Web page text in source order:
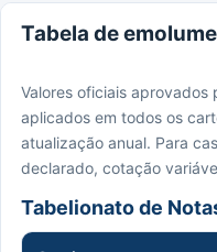
Tabela de
Valores oficiais aprovados
aplicados em todos os
atualização anual. Para
declarado, cotação
Tabelionato de